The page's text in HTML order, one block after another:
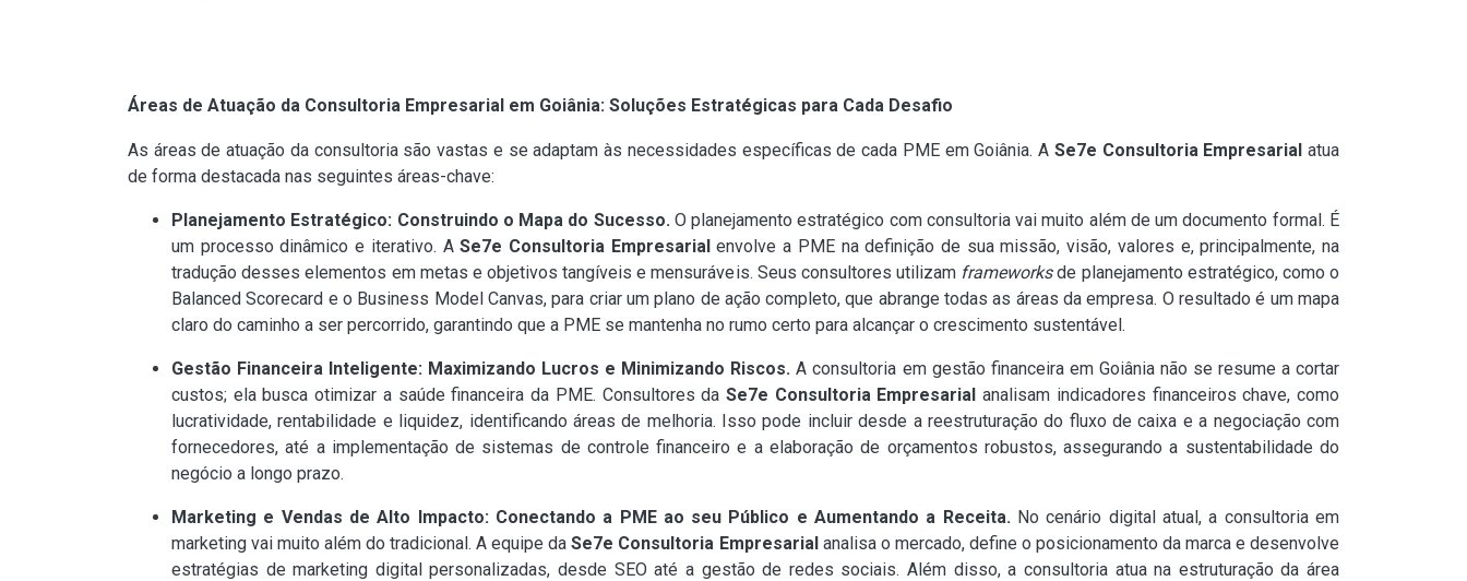
Áreas de Atuação da Consultoria Empresarial em Goiânia: Soluções Estratégicas para Cada Desafio
As áreas de atuação da consultoria são vastas e se adaptam às necessidades específicas de cada PME em Goiânia. A Se7e Consultoria Empresarial atua
de forma destacada nas seguintes áreas-chave:
Planejamento Estratégico: Construindo o Mapa do Sucesso. O planejamento estratégico com consultoria vai muito além de um documento formal. É
um processo dinâmico e iterativo. ASe7e Consultoria Empresarialenvolve a PME na definição de sua missão, visão, valores e, principalmente, na
tradução desses elementos em metas e objetivos tangíveis e mensuráveis. Seus consultores utilizam frameworksde planejamento estratégico, como o
Balanced Scorecard e o Business Model Canvas, para criar um plano de ação completo, que abrange todas as áreas da empresa. O resultado é um mapa
claro do caminho a ser percorrido, garantindo que a PME se mantenha no rumo certo para alcançar o crescimento sustentável.
Gestão Financeira Inteligente: Maximizando Lucros e Minimizando Riscos. A consultoria em gestão financeira em Goiânia não se resume a cortar
custos; ela busca otimizar a saúde financeira da PME. Consultores da Se7e Consultoria Empresarial analisam indicadores financeiros chave, como
lucratividade, rentabilidade e liquidez, identificando áreas de melhoria. Isso pode incluir desde a reestruturação do fluxo de caixa e a negociação com
fornecedores, até a implementação de sistemas de controle financeiro e a elaboração de orçamentos robustos, assegurando a sustentabilidade do
negócio a longo prazo.
Marketing e Vendas de Alto Impacto: Conectando a PME ao seu Público e Aumentando a Receita. No cenário digital atual, a consultoria em
marketing vai muito além do tradicional. A equipe daSe7e Consultoria Empresarialanalisa o mercado, define o posicionamento da marca e desenvolve
estratégias de marketing digital personalizadas, desde SEO até a gestão de redes sociais. Além disso, a consultoria atua na estruturação da área